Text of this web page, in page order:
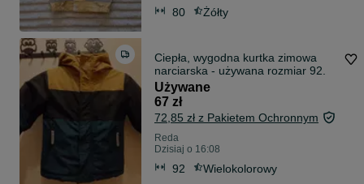
80 Żółty
Ciepła, wygodna kurtka zimowa
narciarska - używana rozmiar 92.
Używane
67 zł
72,85 zł z Pakietem Ochronnym
Reda
Dzisiaj o 16:08
92 Wielokolorowy